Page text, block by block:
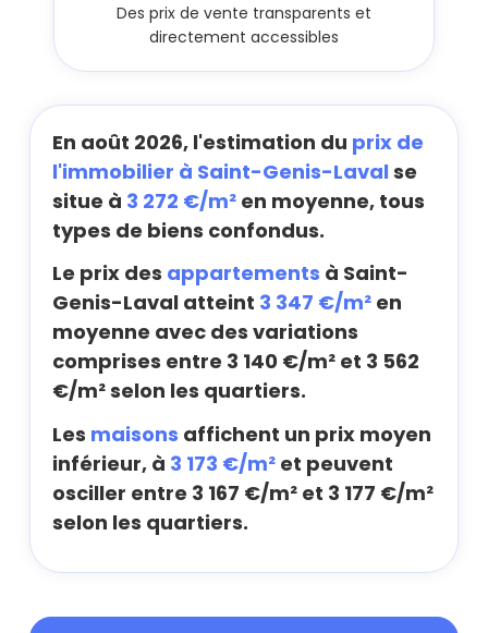
Des prix de vente transparents et
directement accessibles
En août 2026, l'estimation du prix de
l'immobilier à Saint-Genis-Laval se
situe à 3 272 €/m² en moyenne, tous
types de biens confondus.
Le prix des appartements à Saint-
Genis-Laval atteint 3 347 €/m² en
moyenne avec des variations
comprises entre 3 140 €/m² et 3 562
€/m² selon les quartiers.
Les maisons affichent un prix moyen
inférieur, à 3 173 €/m² et peuvent
osciller entre 3 167 €/m² et 3 177 €/m²
selon les quartiers.